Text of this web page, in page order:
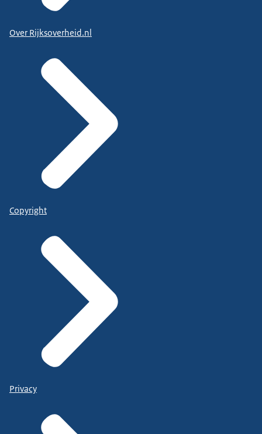
Over Rijksoverheid.nl
Copyright
Privacy